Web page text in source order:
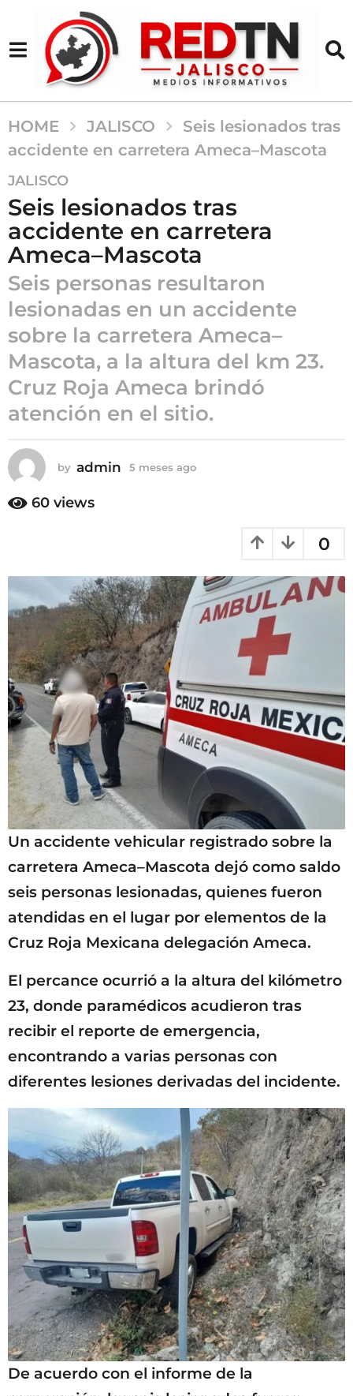
HOME JALISCO
Seis lesionados tras
accidente en carretera Ameca–Mascota
5
m
e
s
e
s
a
g
o
5
m
e
e
a
g
o
JALISCO
Seis lesionados tras
accidente en carretera
Ameca–Mascota
Seis personas resultaron
lesionadas en un accidente
sobre la carretera Ameca–
Mascota, a la altura del km 23.
Cruz Roja Ameca brindó
atención en el sitio.
by admin 5 meses ago
60 views
0
Un accidente vehicular registrado sobre la
carretera Ameca–Mascota dejó como saldo
seis personas lesionadas, quienes fueron
atendidas en el lugar por elementos de la
Cruz Roja Mexicana delegación Ameca.
El percance ocurrió a la altura del kilómetro
23, donde paramédicos acudieron tras
recibir el reporte de emergencia,
encontrando a varias personas con
diferentes lesiones derivadas del incidente.
De acuerdo con el informe de la